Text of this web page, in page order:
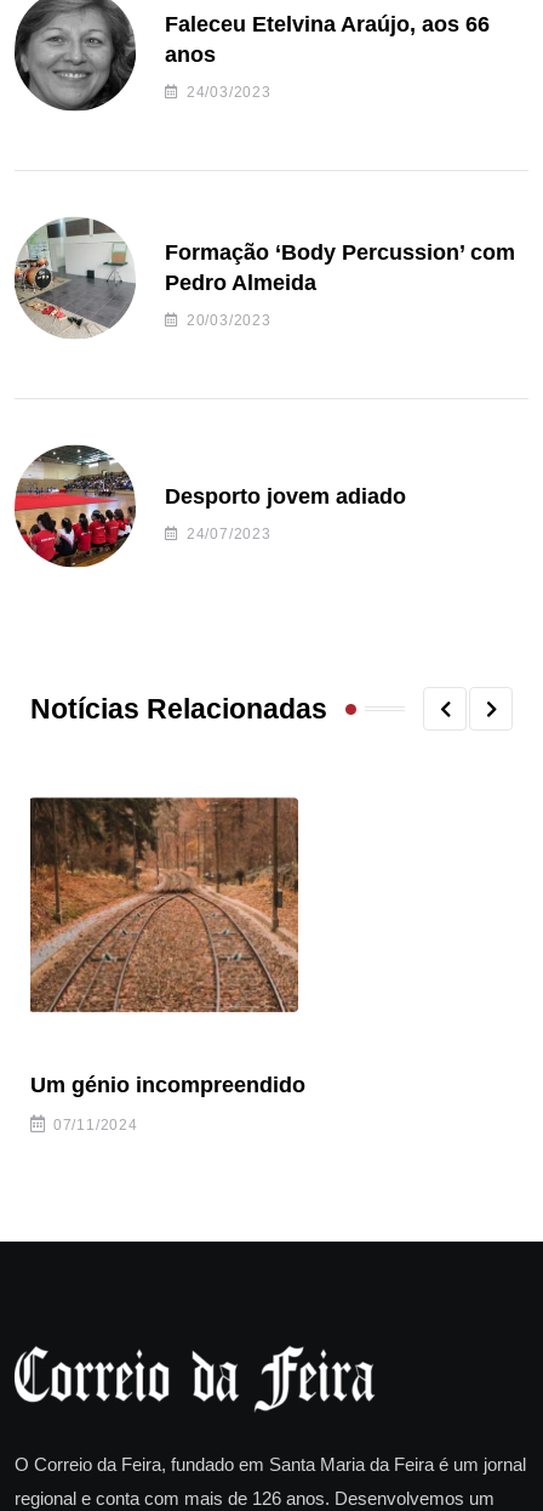
Faleceu Etelvina Araújo, aos 66
anos
24/03/2023
Formação ‘Body Percussion’ com
Pedro Almeida
20/03/2023
Desporto jovem adiado
24/07/2023
Notícias Relacionadas
Um génio incompreendido
07/11/2024
O Correio da Feira, fundado em Santa Maria da Feira é um jornal
regional e conta com mais de 126 anos. Desenvolvemos um